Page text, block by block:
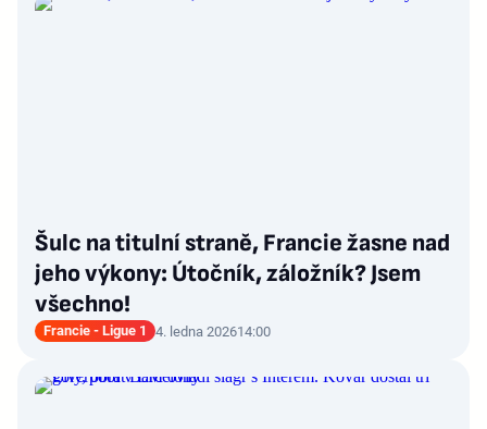
Šulc na titulní straně, Francie žasne nad
jeho výkony: Útočník, záložník? Jsem
všechno!
Francie - Ligue 1 4. ledna 202614:00